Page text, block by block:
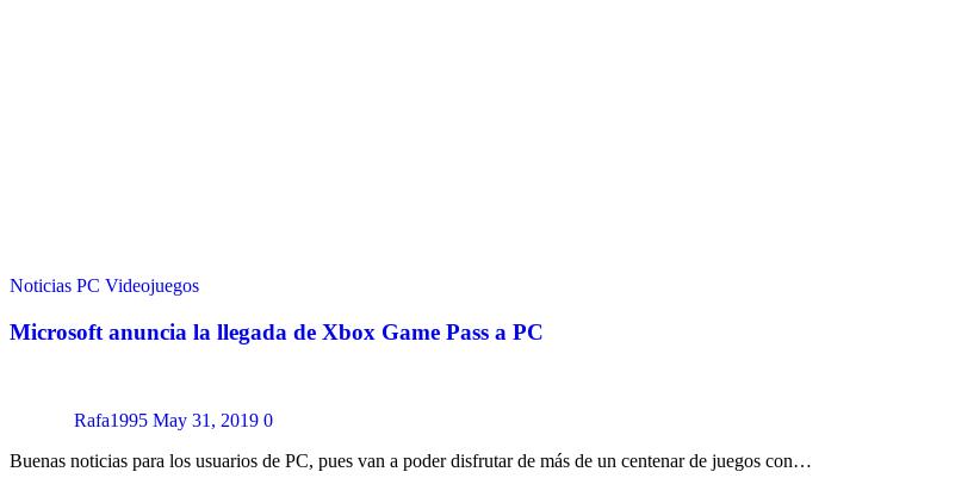
Noticias PC Videojuegos
Microsoft anuncia la llegada de Xbox Game Pass a PC
Rafa1995 May 31, 2019 0
Buenas noticias para los usuarios de PC, pues van a poder disfrutar de más de un centenar de juegos con…